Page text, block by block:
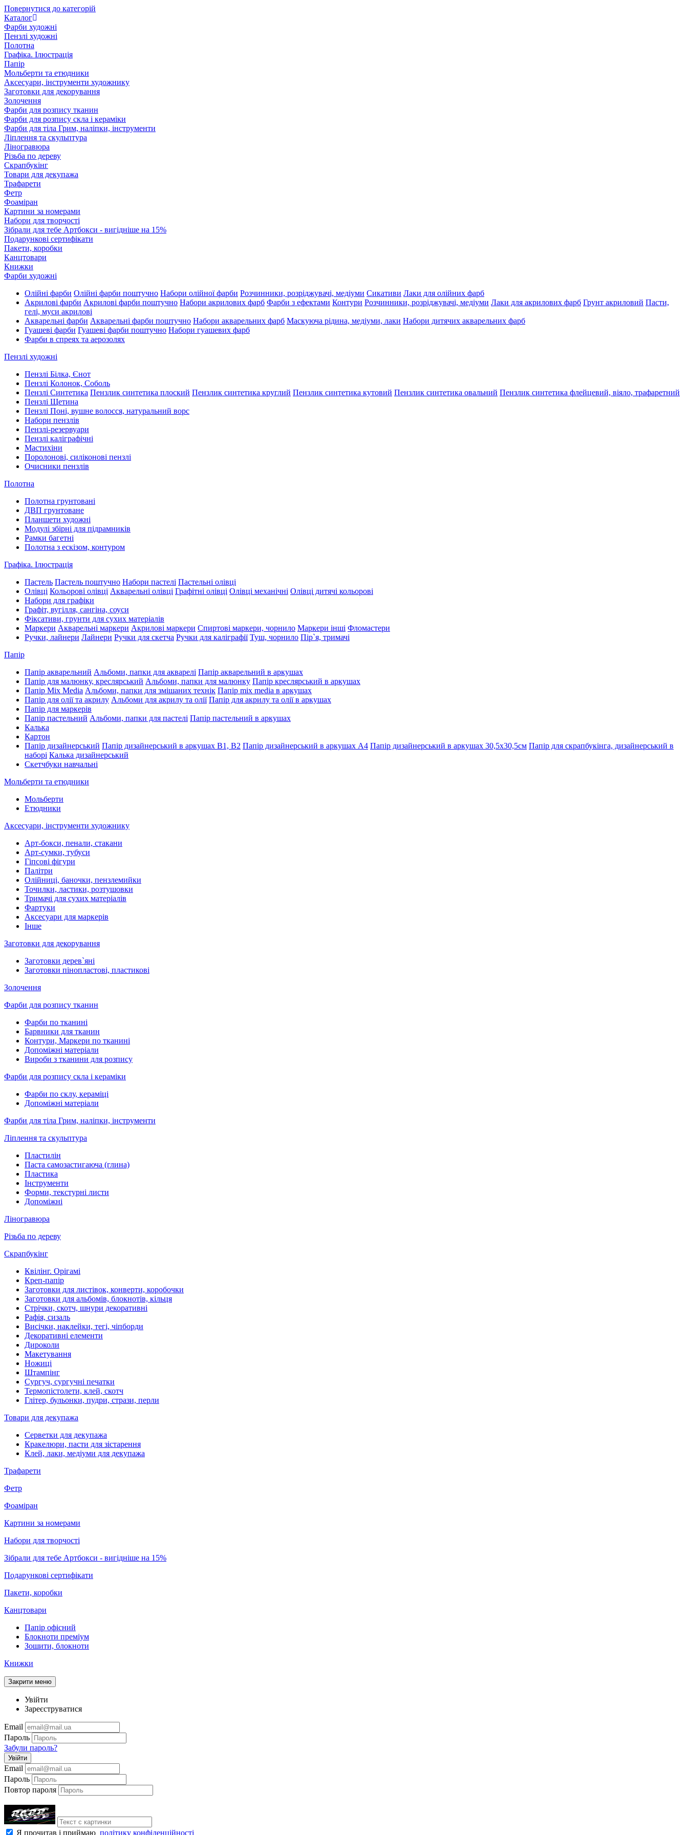
Повернутися до категорій
Каталог
Фарби художні
Пензлі художні
Полотна
Графіка. Ілюстрація
Папір
Мольберти та етюдники
Аксесуари, інструменти художнику
Заготовки для декорування
Золочення
Фарби для розпису тканин
Фарби для розпису скла і кераміки
Фарби для тіла Грим, наліпки, інструменти
Ліплення та скульптура
Ліногравюра
Різьба по дереву
Скрапбукінг
Товари для декупажа
Трафарети
Фетр
Фоаміран
Картини за номерами
Набори для творчості
Зібрали для тебе Артбокси - вигідніше на 15%
Подарункові сертифікати
Пакети, коробки
Канцтовари
Книжки
Фарби художні
Олійні фарби Олійні фарби поштучно Набори олійної фарби Розчинники, розріджувачі, медіуми Сикативи Лаки для олійних фарб
Акрилові фарби Акрилові фарби поштучно Набори акрилових фарб Фарби з ефектами Контури Розчинники, розріджувачі, медіуми Лаки для акрилових фарб Грунт акриловий Пасти,
гелі, муси акрилові
Акварельні фарби Акварельні фарби поштучно Набори акварельних фарб Маскуюча рідина, медіуми, лаки Набори дитячих акварельних фарб
Гуашеві фарби Гуашеві фарби поштучно Набори гуашевих фарб
Фарби в спреях та аерозолях
Пензлі художні
Пензлі Білка, Єнот
Пензлі Колонок, Соболь
Пензлі Синтетика Пензлик синтетика плоский Пензлик синтетика круглий Пензлик синтетика кутовий Пензлик синтетика овальний Пензлик синтетика флейцевий, віяло, трафаретний
Пензлі Щетина
Пензлі Поні, вушне волосся, натуральний ворс
Набори пензлів
Пензлі-резервуари
Пензлі каліграфічні
Мастихіни
Поролонові, силіконові пензлі
Очисники пензлів
Полотна
Полотна грунтовані
ДВП грунтоване
Планшети художні
Модулі збірні для підрамників
Рамки багетні
Полотна з ескізом, контуром
Графіка. Ілюстрація
Пастель Пастель поштучно Набори пастелі Пастельні олівці
Олівці Кольорові олівці Акварельні олівці Графітні олівці Олівці механічні Олівці дитячі кольорові
Набори для графіки
Графіт, вугілля, сангіна, соуси
Фіксативи, грунти для сухих матеріалів
Маркери Акварельні маркери Акрилові маркери Спиртові маркери, чорнило Маркери інші Фломастери
Ручки, лайнери Лайнери Ручки для скетча Ручки для каліграфії Туш, чорнило Пір`я, тримачі
Папір
Папір акварельний Альбоми, папки для акварелі Папір акварельний в аркушах
Папір для малюнку, креслярський Альбоми, папки для малюнку Папір креслярський в аркушах
Папір Mix Media Альбоми, папки для змішаних технік Папір mix media в аркушах
Папір для олії та акрилу Альбоми для акрилу та олії Папір для акрилу та олії в аркушах
Папір для маркерів
Папір пастельний Альбоми, папки для пастелі Папір пастельний в аркушах
Калька
Картон
Папір дизайнерський Папір дизайнерський в аркушах В1, В2 Папір дизайнерський в аркушах А4 Папір дизайнерський в аркушах 30,5х30,5см Папір для скрапбукінга, дизайнерський в
наборі Калька дизайнерський
Скетчбуки навчальні
Мольберти та етюдники
Мольберти
Етюдники
Аксесуари, інструменти художнику
Арт-бокси, пенали, стакани
Арт-сумки, тубуси
Гіпсові фігури
Палітри
Олійниці, баночки, пензлемийки
Точилки, ластики, розтушовки
Тримачі для сухих матеріалів
Фартуки
Аксесуари для маркерів
Інше
Заготовки для декорування
Заготовки дерев`яні
Заготовки пінопластові, пластикові
Золочення
Фарби для розпису тканин
Фарби по тканині
Барвники для тканин
Контури, Маркери по тканині
Допоміжні матеріали
Вироби з тканини для розпису
Фарби для розпису скла і кераміки
Фарби по склу, кераміці
Допоміжні матеріали
Фарби для тіла Грим, наліпки, інструменти
Ліплення та скульптура
Пластилін
Паста самозастигаюча (глина)
Пластика
Інструменти
Форми, текстурні листи
Допоміжні
Ліногравюра
Різьба по дереву
Скрапбукінг
Квілінг. Орігамі
Креп-папір
Заготовки для листівок, конверти, коробочки
Заготовки для альбомів, блокнотів, кільця
Стрічки, скотч, шнури декоративні
Рафія, сизаль
Висічки, наклейки, тегі, чіпборди
Декоративні елементи
Дироколи
Макетування
Ножиці
Штампінг
Сургуч, сургучні печатки
Термопістолети, клей, скотч
Глітер, бульонки, пудри, стрази, перли
Товари для декупажа
Серветки для декупажа
Кракелюри, пасти для зістарення
Клей, лаки, медіуми для декупажа
Трафарети
Фетр
Фоаміран
Картини за номерами
Набори для творчості
Зібрали для тебе Артбокси - вигідніше на 15%
Подарункові сертифікати
Пакети, коробки
Канцтовари
Папір офісний
Блокноти преміум
Зошити, блокноти
Книжки
Закрити меню
Увійти
Зареєструватися
Email
Пароль
Забули пароль?
Увійти
Email
Пароль
Повтор пароля
Я прочитав і приймаю політику конфіденційності